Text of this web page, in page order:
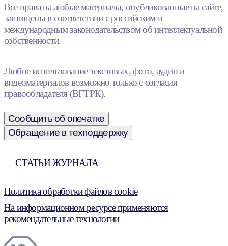
Все права на любые материалы, опубликованные на сайте,
защищены в соответствии с российским и
международным законодательством об интеллектуальной
собственности.
Любое использование текстовых, фото, аудио и
видеоматериалов возможно только с согласия
правообладателя (ВГТРК).
Сообщить об опечатке
Обращение в техподдержку
СТАТЬИ ЖУРНАЛА
Политика обработки файлов cookie
На информационном ресурсе применяются
рекомендательные технологии